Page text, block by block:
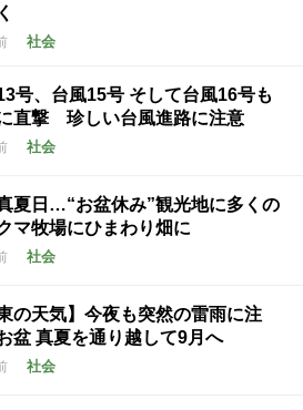
社会
号、台風15号 そして台風16号も
直撃 珍しい台風進路に注意
社会
夏日…“お盆休み”観光地に多くの
マ牧場にひまわり畑に
社会
東の天気】今夜も突然の雷雨に注
真夏を通り越して9月へ
社会